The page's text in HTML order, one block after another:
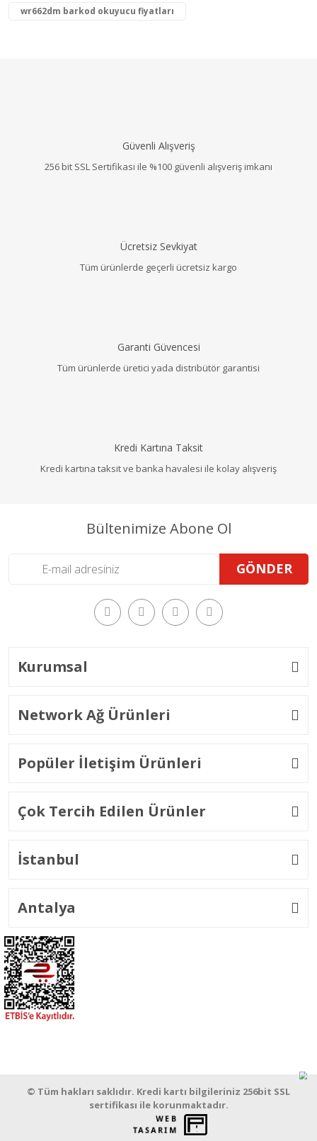
wr662dm barkod okuyucu fiyatları
Güvenli Alışveriş
256 bit SSL Sertifikası ile %100 güvenli alışveriş imkanı
Ücretsiz Sevkiyat
Tüm ürünlerde geçerli ücretsiz kargo
Garanti Güvencesi
Tüm ürünlerde üretici yada distribütör garantisi
Kredi Kartına Taksit
Kredi kartına taksit ve banka havalesi ile kolay alışveriş
Bültenimize Abone Ol
GÖNDER
Kurumsal
Network Ağ Ürünleri
Popüler İletişim Ürünleri
Çok Tercih Edilen Ürünler
İstanbul
Antalya
© Tüm hakları saklıdır. Kredi kartı bilgileriniz 256bit SSL
sertifikası ile korunmaktadır.
WEB
TASARIM